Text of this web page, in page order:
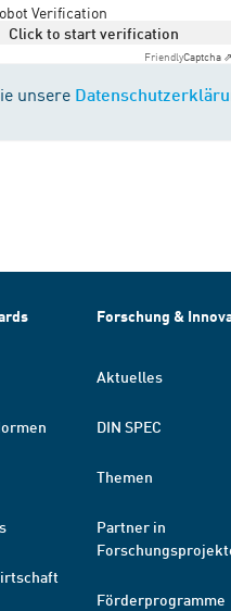
Verification
Click to start verification
FriendlyCaptcha ⇗
unsere
Forschung &
Aktuelles
DIN SPEC
Themen
Partner in
Förderprogramme